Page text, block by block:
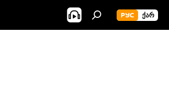
РУС ᲥᲐᲠ